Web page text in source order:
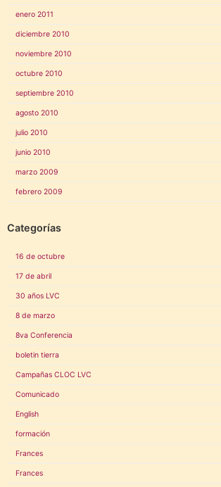
enero 2011
diciembre 2010
noviembre 2010
octubre 2010
septiembre 2010
agosto 2010
julio 2010
junio 2010
marzo 2009
febrero 2009
Categorías
16 de octubre
17 de abril
30 años LVC
8 de marzo
8va Conferencia
boletin tierra
Campañas CLOC LVC
Comunicado
English
formación
Frances
Frances